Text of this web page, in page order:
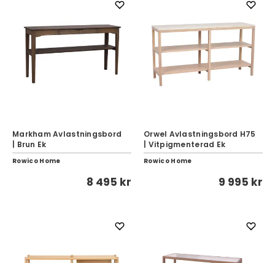
Markham Avlastningsbord
| Brun Ek
Rowico Home
8 495 kr
Orwel Avlastningsbord H75
| Vitpigmenterad Ek
Rowico Home
9 995 kr